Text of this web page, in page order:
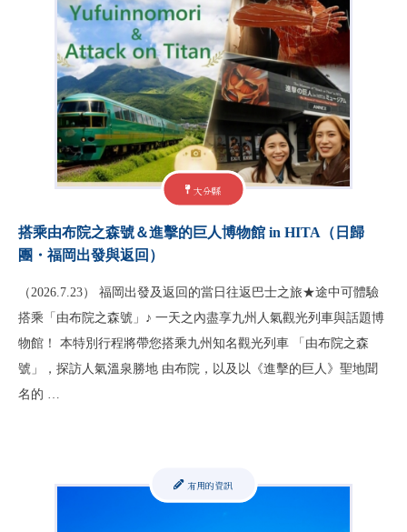
大分縣
搭乘由布院之森號＆進擊的巨人博物館 in HITA（日歸
團・福岡出發與返回）
（2026.7.23） 福岡出發及返回的當日往返巴士之旅★途中可體驗
搭乘「由布院之森號」♪ 一天之內盡享九州人氣觀光列車與話題博
物館！ 本特別行程將帶您搭乘九州知名觀光列車 「由布院之森
號」，探訪人氣溫泉勝地 由布院，以及以《進擊的巨人》聖地聞
名的 …
有用的資訊